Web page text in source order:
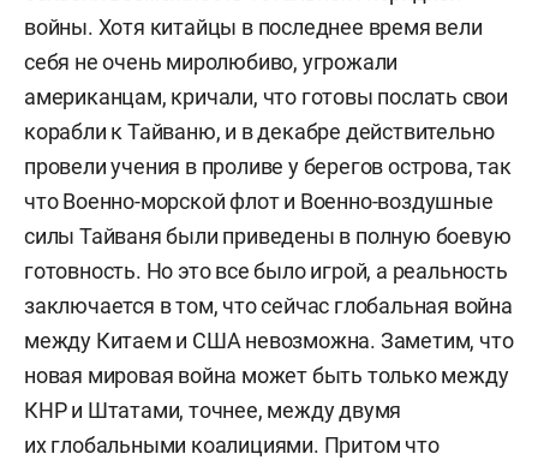
войны. Хотя китайцы в последнее время вели
себя не очень миролюбиво, угрожали
американцам, кричали, что готовы послать свои
корабли к Тайваню, и в декабре действительно
провели учения в проливе у берегов острова, так
что Военно-морской флот и Военно-воздушные
силы Тайваня были приведены в полную боевую
готовность. Но это все было игрой, а реальность
заключается в том, что сейчас глобальная война
между Китаем и США невозможна. Заметим, что
новая мировая война может быть только между
КНР и Штатами, точнее, между двумя
их глобальными коалициями. Притом что